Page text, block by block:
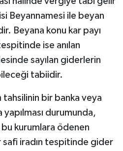
Beyannamesi ile beyan
Beyana konu kar payı
ise anılan
sayılan giderlerin
tabiidir.
tahsilinin bir banka veya
yapılması durumunda,
kurumlara ödenen
iradın tespitinde gider